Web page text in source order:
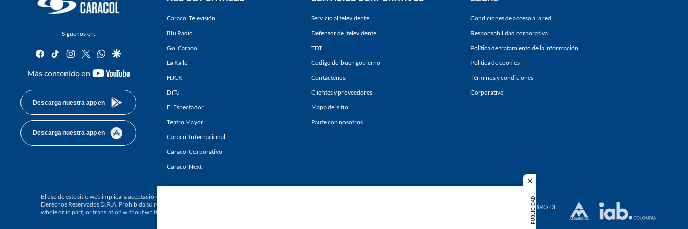
close
PUBLICIDAD
Síguenos en:
facebook
tiktok instagram
twitterwhatsapp
google
Más contenido en
youtube-
Descarga nuestra app en
Descarga nuestra app en
Caracol Televisión
Blu Radio
Gol Caracol
La Kalle
HJCK
DiTu
El Espectador
Teatro Mayor
Caracol Internacional
Caracol Corporativo
Caracol Next
Servicio al televidente
Defensor del televidente
TDT
Código del buen gobierno
Contáctenos
Clientes y proveedores
Mapa del sitio
Paute con nosotros
Condiciones de acceso a la red
Responsabilidad corporativa
Política de tratamiento de la información
Política de cookies
Términos y condiciones
Corporativo
El uso de este sitio web implica la aceptación de los
Derechos Reservados D.R.A. Prohibida su reproducción total o parcial, así como su traducción a cualquier idioma sin autorización escrita de su titular. Reproduction in
whole or in part, or translation without written permission is prohibited. All rights reserved 2025.
MIEMBRO DE: